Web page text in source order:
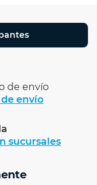
de envío
envío
sucursales